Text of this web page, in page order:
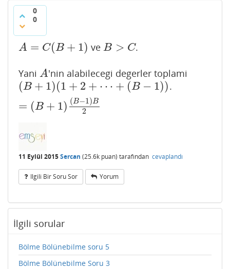
0
0
A = C(B + 1)
A= C(B+1) veB > C
B> C .
Yani A
A 'nin alabilecegi degerler toplami
(B + 1)(1 + 2 + ⋯ + (B − 1))
= (B + 1) ( B−1 ) B
2
(B+ 1)( 1+2+⋯+ B −1 )=( B +1 )(B− 1)B2 .
11 Eylül 2015Sercan (25.6k puan) tarafından cevaplandı
Ilgili Bir Soru Sor Yorum
İlgili sorular
Bölme Bölünebilme soru 5
Bölme Bölünebilme Soru 3